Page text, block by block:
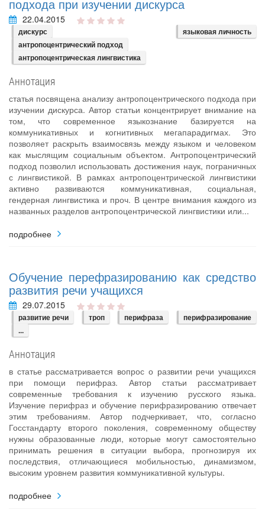
подхода при изучении дискурса
22.04.2015
дискурс
языковая личность
антропоцентрический подход
антропоцентрическая лингвистика
Аннотация
статья посвящена анализу антропоцентрического подхода при
изучении дискурса. Автор статьи концентрирует внимание на
том, что современное языкознание базируется на
коммуникативных и когнитивных мегапарадигмах. Это
позволяет раскрыть взаимосвязь между языком и человеком
как мыслящим социальным объектом. Антропоцентрический
подход позволил использовать достижения наук, пограничных
с лингвистикой. В рамках антропоцентрической лингвистики
активно развиваются коммуникативная, социальная,
гендерная лингвистика и проч. В центре внимания каждого из
названных разделов антропоцентрической лингвистики или...
подробнее
Обучение перефразированию как средство
развития речи учащихся
29.07.2015
развитие речи троп перифраза
перифразирование
...
Аннотация
в статье рассматривается вопрос о развитии речи учащихся
при помощи перифраз. Автор статьи рассматривает
современные требования к изучению русского языка.
Изучение перифраз и обучение перифразированию отвечает
этим требованиям. Автор подчеркивает, что, согласно
Госстандарту второго поколения, современному обществу
нужны образованные люди, которые могут самостоятельно
принимать решения в ситуации выбора, прогнозируя их
последствия, отличающиеся мобильностью, динамизмом,
высоким уровнем развития коммуникативной культуры.
подробнее